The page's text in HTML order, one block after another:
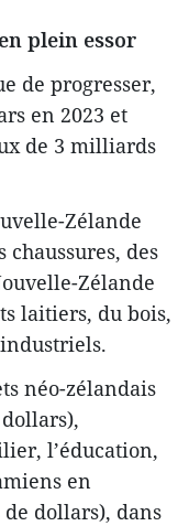
plein essor
de progresser,
en 2023 et
de 3 milliards
Zélande
des
Zélande
laitiers, du bois,
néo-zélandais
l’éducation,
en
dollars), dans